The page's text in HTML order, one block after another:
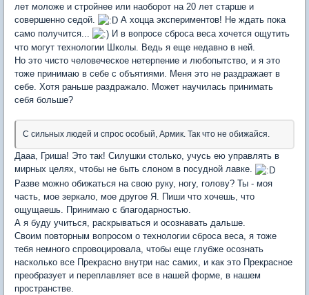
лет моложе и стройнее или наоборот на 20 лет старше и
совершенно седой.
А хоцца экспериментов! Не ждать пока
само получится...
И в вопросе сброса веса хочется ощутить
что могут технологии Школы. Ведь я еще недавно в ней.
Но это чисто человеческое нетерпение и любопытство, и я это
тоже принимаю в себе с объятиями. Меня это не раздражает в
себе. Хотя раньше раздражало. Может научилась принимать
себя больше?
С сильных людей и спрос особый, Армик. Так что не обижайся.
Дааа, Гриша! Это так! Силушки столько, учусь ею управлять в
мирных целях, чтобы не быть слоном в посудной лавке.
Разве можно обижаться на свою руку, ногу, голову? Ты - моя
часть, мое зеркало, мое другое Я. Пиши что хочешь, что
ощущаешь. Принимаю с благодарностью.
А я буду учиться, раскрываться и осознавать дальше.
Своим повторным вопросом о технологии сброса веса, я тоже
тебя немного спровоцировала, чтобы еще глубже осознать
насколько все Прекрасно внутри нас самих, и как это Прекрасное
преобразует и переплавляет все в нашей форме, в нашем
пространстве.